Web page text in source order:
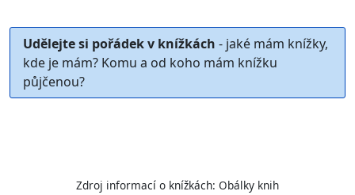
Udělejte si pořádek v knížkách - jaké mám knížky,
kde je mám? Komu a od koho mám knížku
půjčenou?
Zdroj informací o knížkách: Obálky knih